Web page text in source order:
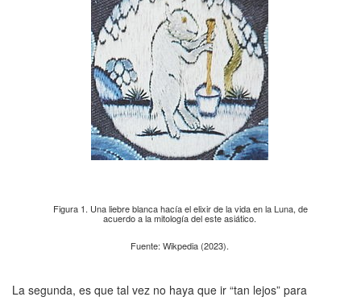
Figura 1. Una liebre blanca hacía el elixir de la vida en la Luna, de
acuerdo a la mitología del este asiático.
Fuente: Wikpedia (2023).
La segunda, es que tal vez no haya que ir “tan lejos” para